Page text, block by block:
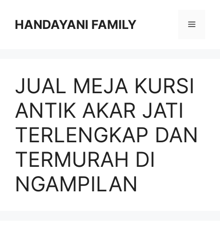
HANDAYANI FAMILY Menu
JUAL MEJA KURSI
ANTIK AKAR JATI
TERLENGKAP DAN
TERMURAH DI
NGAMPILAN